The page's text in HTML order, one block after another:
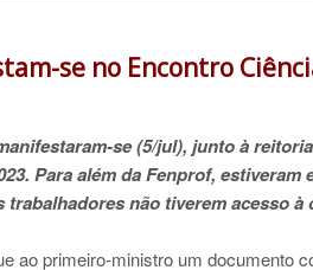
se no Encontro
se (5/jul), junto à
Para além da Fenprof,
não tiverem acesso à
ao primeiro-ministro um documento